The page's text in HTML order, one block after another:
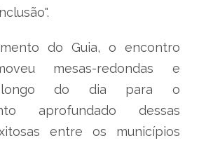
do Guia, o encontro
mesas-redondas e
do dia para o
aprofundado dessas
entre os municípios